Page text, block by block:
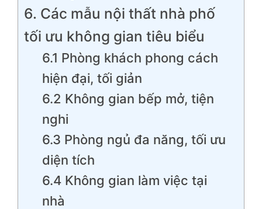
6. Các mẫu nội thất nhà phố
tối ưu không gian tiêu biểu
6.1 Phòng khách phong cách
hiện đại, tối giản
6.2 Không gian bếp mở, tiện
nghi
6.3 Phòng ngủ đa năng, tối ưu
diện tích
6.4 Không gian làm việc tại
nhà